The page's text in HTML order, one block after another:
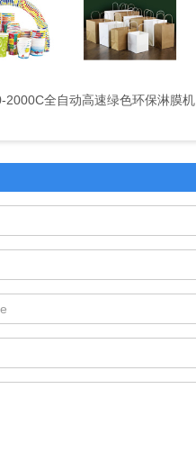
2000C全自动高速绿色环保淋膜机